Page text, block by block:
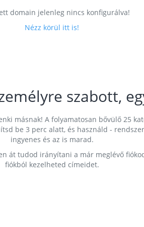
domain jelenleg nincs konfigurálva!
Nézz körül itt is!
szabott,
másnak! A folyamatosan bővülő 25
be 3 perc alatt, és használd -
ingyenes és az is marad.
át tudod irányítani a már meglévő
fiókból kezelheted címeidet.